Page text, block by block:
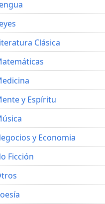
Clásica
y Espíritu
y Economia
Ficción